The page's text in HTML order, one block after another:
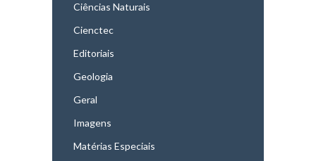
Ciências Naturais
Cienctec
Editoriais
Geologia
Geral
Imagens
Matérias Especiais